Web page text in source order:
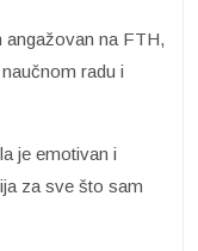
angažovan na FTH,
radu i
je emotivan i
za sve što sam